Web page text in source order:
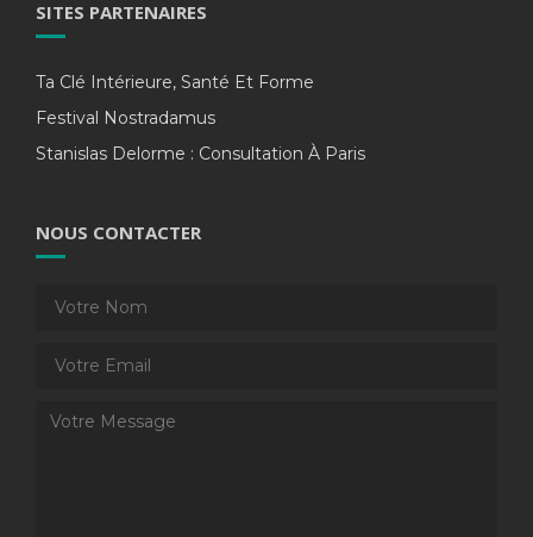
SITES PARTENAIRES
Ta Clé Intérieure, Santé Et Forme
Festival Nostradamus
Stanislas Delorme : Consultation À Paris
NOUS CONTACTER